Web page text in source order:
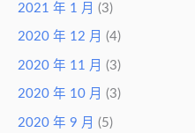
2021 年 1 月 (3)
2020 年 12 月 (4)
2020 年 11 月 (3)
2020 年 10 月 (3)
2020 年 9 月 (5)